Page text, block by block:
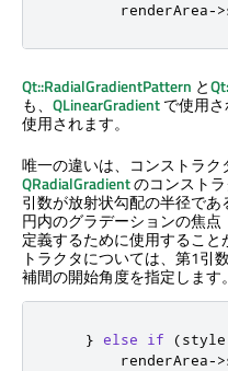
        renderArea
->
Qt::RadialGradientPattern と
も、 QLinearGradientで使用
使用されます。
唯一の違いは、コンストラク
QRadialGradientのコンスト
引数が放射状勾配の半径であ
円内のグラデーションの焦
定義するために使用すること
トラクタについては、第1引
補間の開始角度を指定します。
} else if (style
        renderArea
->